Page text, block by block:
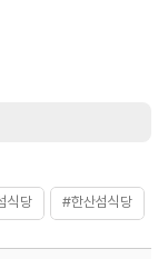
식당 #한산섬식당